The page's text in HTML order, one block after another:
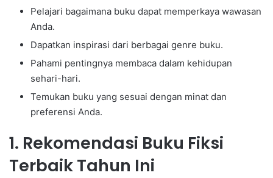
Pelajari bagaimana buku dapat memperkaya wawasan
Anda.
Dapatkan inspirasi dari berbagai genre buku.
Pahami pentingnya membaca dalam kehidupan
sehari-hari.
Temukan buku yang sesuai dengan minat dan
preferensi Anda.
1. Rekomendasi Buku Fiksi
Terbaik Tahun Ini